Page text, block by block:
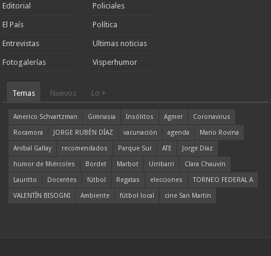
Editorial
El País
Entrevistas
Fotogalerías
Policiales
Política
Ultimas noticias
Visperhumor
Temas Nuevos Lo +
Americo Schvartzman Gimnasia Insólitos Agmer
Coronavirus
Rocamora
JORGE RUBÉN DÍAZ vacunación agenda
Mario Rovina
Aníbal Gallay
recomendados Parque Sur ATE
Jorge Díaz
humor de Miércoles
Bordet Marbot Urribarri
Clara Chauvín
Lauritto
Docentes fútbol Regatas elecciones
TORNEO FEDERAL A
VALENTÍN BISOGNI
Ambiente fútbol local cine San Martín